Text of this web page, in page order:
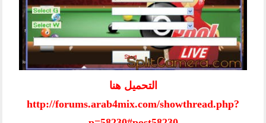
التحميل هنا
http://forums.arab4mix.com/showthread.php?